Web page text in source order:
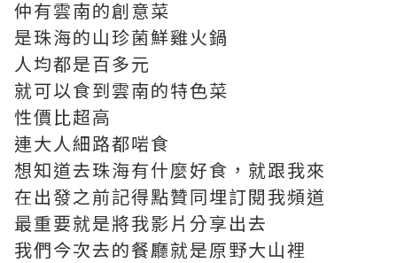
仲有雲南的創意菜
是珠海的山珍菌鮮雞火鍋
人均都是百多元
就可以食到雲南的特色菜
性價比超高
連大人細路都啱食
想知道去珠海有什麼好食，就跟我來
在出發之前記得點贊同埋訂閱我頻道
最重要就是將我影片分享出去
我們今次去的餐廳就是原野大山裡